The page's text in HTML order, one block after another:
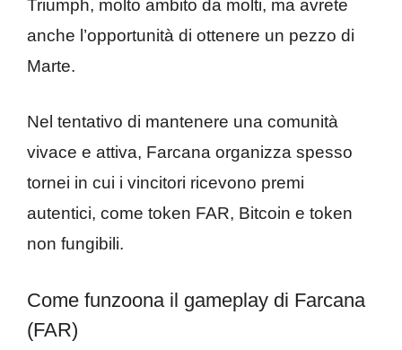
Triumph, molto ambito da molti, ma avrete
anche l’opportunità di ottenere un pezzo di
Marte.
Nel tentativo di mantenere una comunità
vivace e attiva, Farcana organizza spesso
tornei in cui i vincitori ricevono premi
autentici, come token FAR, Bitcoin e token
non fungibili.
Come funzoona il gameplay di Farcana
(FAR)